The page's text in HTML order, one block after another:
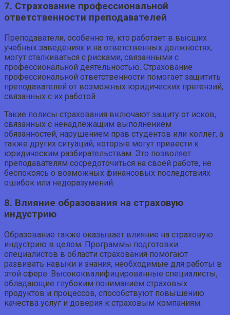
7. Страхование профессиональной
ответственности преподавателей
Преподаватели, особенно те, кто работает в высших
учебных заведениях и на ответственных должностях,
могут сталкиваться с рисками, связанными с
профессиональной деятельностью. Страхование
профессиональной ответственности помогает защитить
преподавателей от возможных юридических претензий,
связанных с их работой.
Такие полисы страхования включают защиту от исков,
связанных с ненадлежащим выполнением
обязанностей, нарушением прав студентов или коллег, а
также других ситуаций, которые могут привести к
юридическим разбирательствам. Это позволяет
преподавателям сосредоточиться на своей работе, не
беспокоясь о возможных финансовых последствиях
ошибок или недоразумений.
8. Влияние образования на страховую
индустрию
Образование также оказывает влияние на страховую
индустрию в целом. Программы подготовки
специалистов в области страхования помогают
развивать навыки и знания, необходимые для работы в
этой сфере. Высококвалифицированные специалисты,
обладающие глубоким пониманием страховых
продуктов и процессов, способствуют повышению
качества услуг и доверия к страховым компаниям.